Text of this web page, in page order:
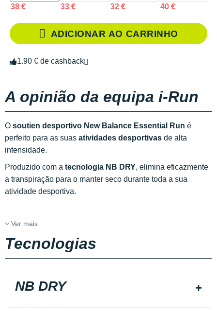
38 € 33 € 32 € 40 €
ADICIONAR AO CARRINHO
1.90 € de cashback
A opinião da equipa i-Run
O soutien desportivo New Balance Essential Run é
perfeito para as suas atividades desportivas de alta
intensidade.
Produzido com a tecnologia NB DRY, elimina eficazmente
a transpiração para o manter seco durante toda a sua
atividade desportiva.
Ver mais
Tecnologias
NB DRY